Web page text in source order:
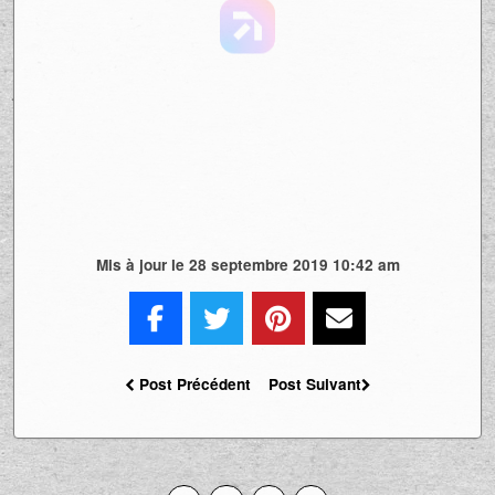
Mis à jour le 28 septembre 2019 10:42 am
Post Précédent Post Suivant